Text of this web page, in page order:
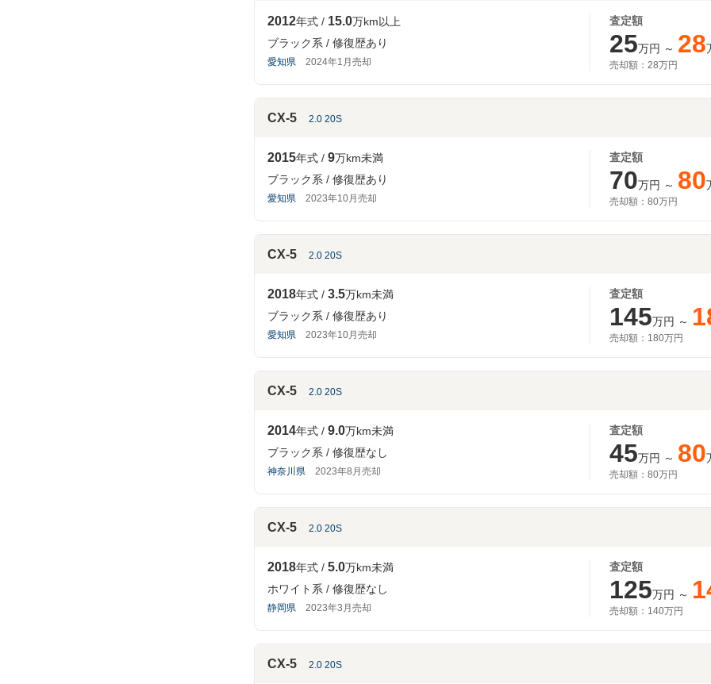
2012年式 15.0万km以上
ブラック系
修復歴あり
愛知県 2024年1月売却
査定額
25万円 ～ 28
売却額： 28万円
CX-5 2.0 20S
2015年式 9万km未満
ブラック系
修復歴あり
愛知県 2023年10月売却
査定額
70万円 ～ 80
売却額： 80万円
CX-5 2.0 20S
2018年式 3.5万km未満
ブラック系
修復歴あり
愛知県 2023年10月売却
査定額
145万円 ～
売却額： 180万円
CX-5 2.0 20S
2014年式 9.0万km未満
ブラック系
修復歴なし
神奈川県 2023年8月売却
査定額
45万円 ～ 80
売却額： 80万円
CX-5 2.0 20S
2018年式 5.0万km未満
ホワイト系
修復歴なし
静岡県 2023年3月売却
査定額
125万円 ～
売却額： 140万円
CX-5 2.0 20S